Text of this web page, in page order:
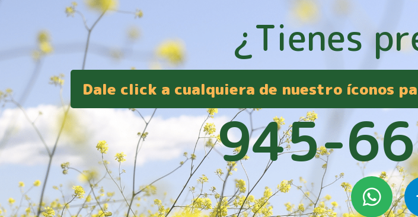
¿Tienes
Dale click a cualquiera de nuestro íconos
945-